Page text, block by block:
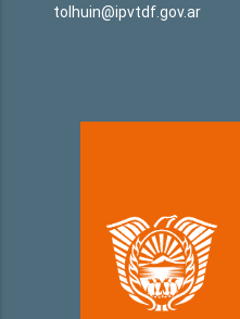
tolhuin@ipvtdf.gov.ar